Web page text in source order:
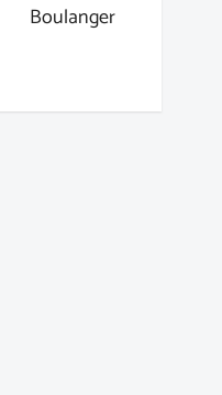
Boulanger